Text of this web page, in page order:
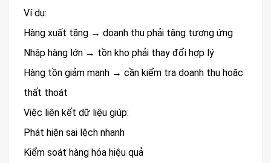
Ví dụ:
Hàng xuất tăng → doanh thu phải tăng tương ứng
Nhập hàng lớn → tồn kho phải thay đổi hợp lý
Hàng tồn giảm mạnh → cần kiểm tra doanh thu hoặc
thất thoát
Việc liên kết dữ liệu giúp:
Phát hiện sai lệch nhanh
Kiểm soát hàng hóa hiệu quả